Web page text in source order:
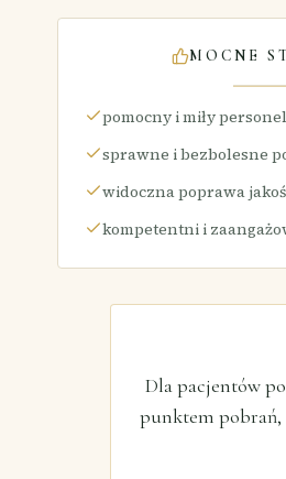
MOCNE
pomocny i miły
sprawne i bezbolesne
widoczna poprawa
kompetentni i
Dla pacjentów
punktem pobrań,